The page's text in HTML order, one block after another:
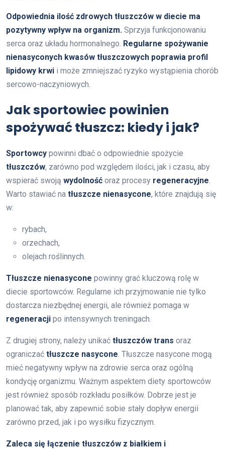
Odpowiednia ilość zdrowych tłuszczów w diecie ma
pozytywny wpływ na organizm. Sprzyja funkcjonowaniu
serca oraz układu hormonalnego. Regularne spożywanie
nienasyconych kwasów tłuszczowych poprawia profil
lipidowy krwi i może zmniejszać ryzyko wystąpienia chorób
sercowo-naczyniowych.
Jak sportowiec powinien
spożywać tłuszcz: kiedy i jak?
Sportowcy powinni dbać o odpowiednie spożycie
tłuszczów, zarówno pod względem ilości, jak i czasu, aby
wspierać swoją wydolność oraz procesy regeneracyjne
Warto stawiać na tłuszcze nienasycone, które znajdują się
w:
rybach,
orzechach,
olejach roślinnych.
Tłuszcze nienasycone powinny grać kluczową rolę w
diecie sportowców. Regularne ich przyjmowanie nie tylko
dostarcza niezbędnej energii, ale również pomaga w
regeneracji po intensywnych treningach.
Z drugiej strony, należy unikać tłuszczów trans oraz
ograniczać tłuszcze nasycone . Tłuszcze nasycone mogą
mieć negatywny wpływ na zdrowie serca oraz ogólną
kondycję organizmu. Ważnym aspektem diety sportowców
jest również sposób rozkładu posiłków. Dobrze jest je
planować tak, aby zapewnić sobie stały dopływ energii
zarówno przed, jak i po wysiłku fizycznym.
Zaleca się łączenie tłuszczów z białkiem i